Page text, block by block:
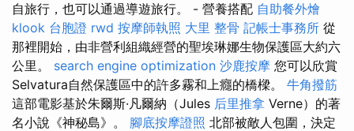
自旅行，也可以通過導遊旅行。 - 營養搭配 自助餐外燴
klook 台胞證 rwd 按摩師執照 大里 整骨 記帳士事務所 從
那裡開始，由非營利組織經營的聖埃琳娜生物保護區大約六
公里。 search engine optimization 沙鹿按摩 您可以欣賞
Selvatura自然保護區中的許多霧和上癮的橋樑。 牛角撥筋
這部電影基於朱爾斯·凡爾納（Jules 后里推拿 Verne）的著
名小說《神秘島》。 腳底按摩證照 北部被敵人包圍，決定